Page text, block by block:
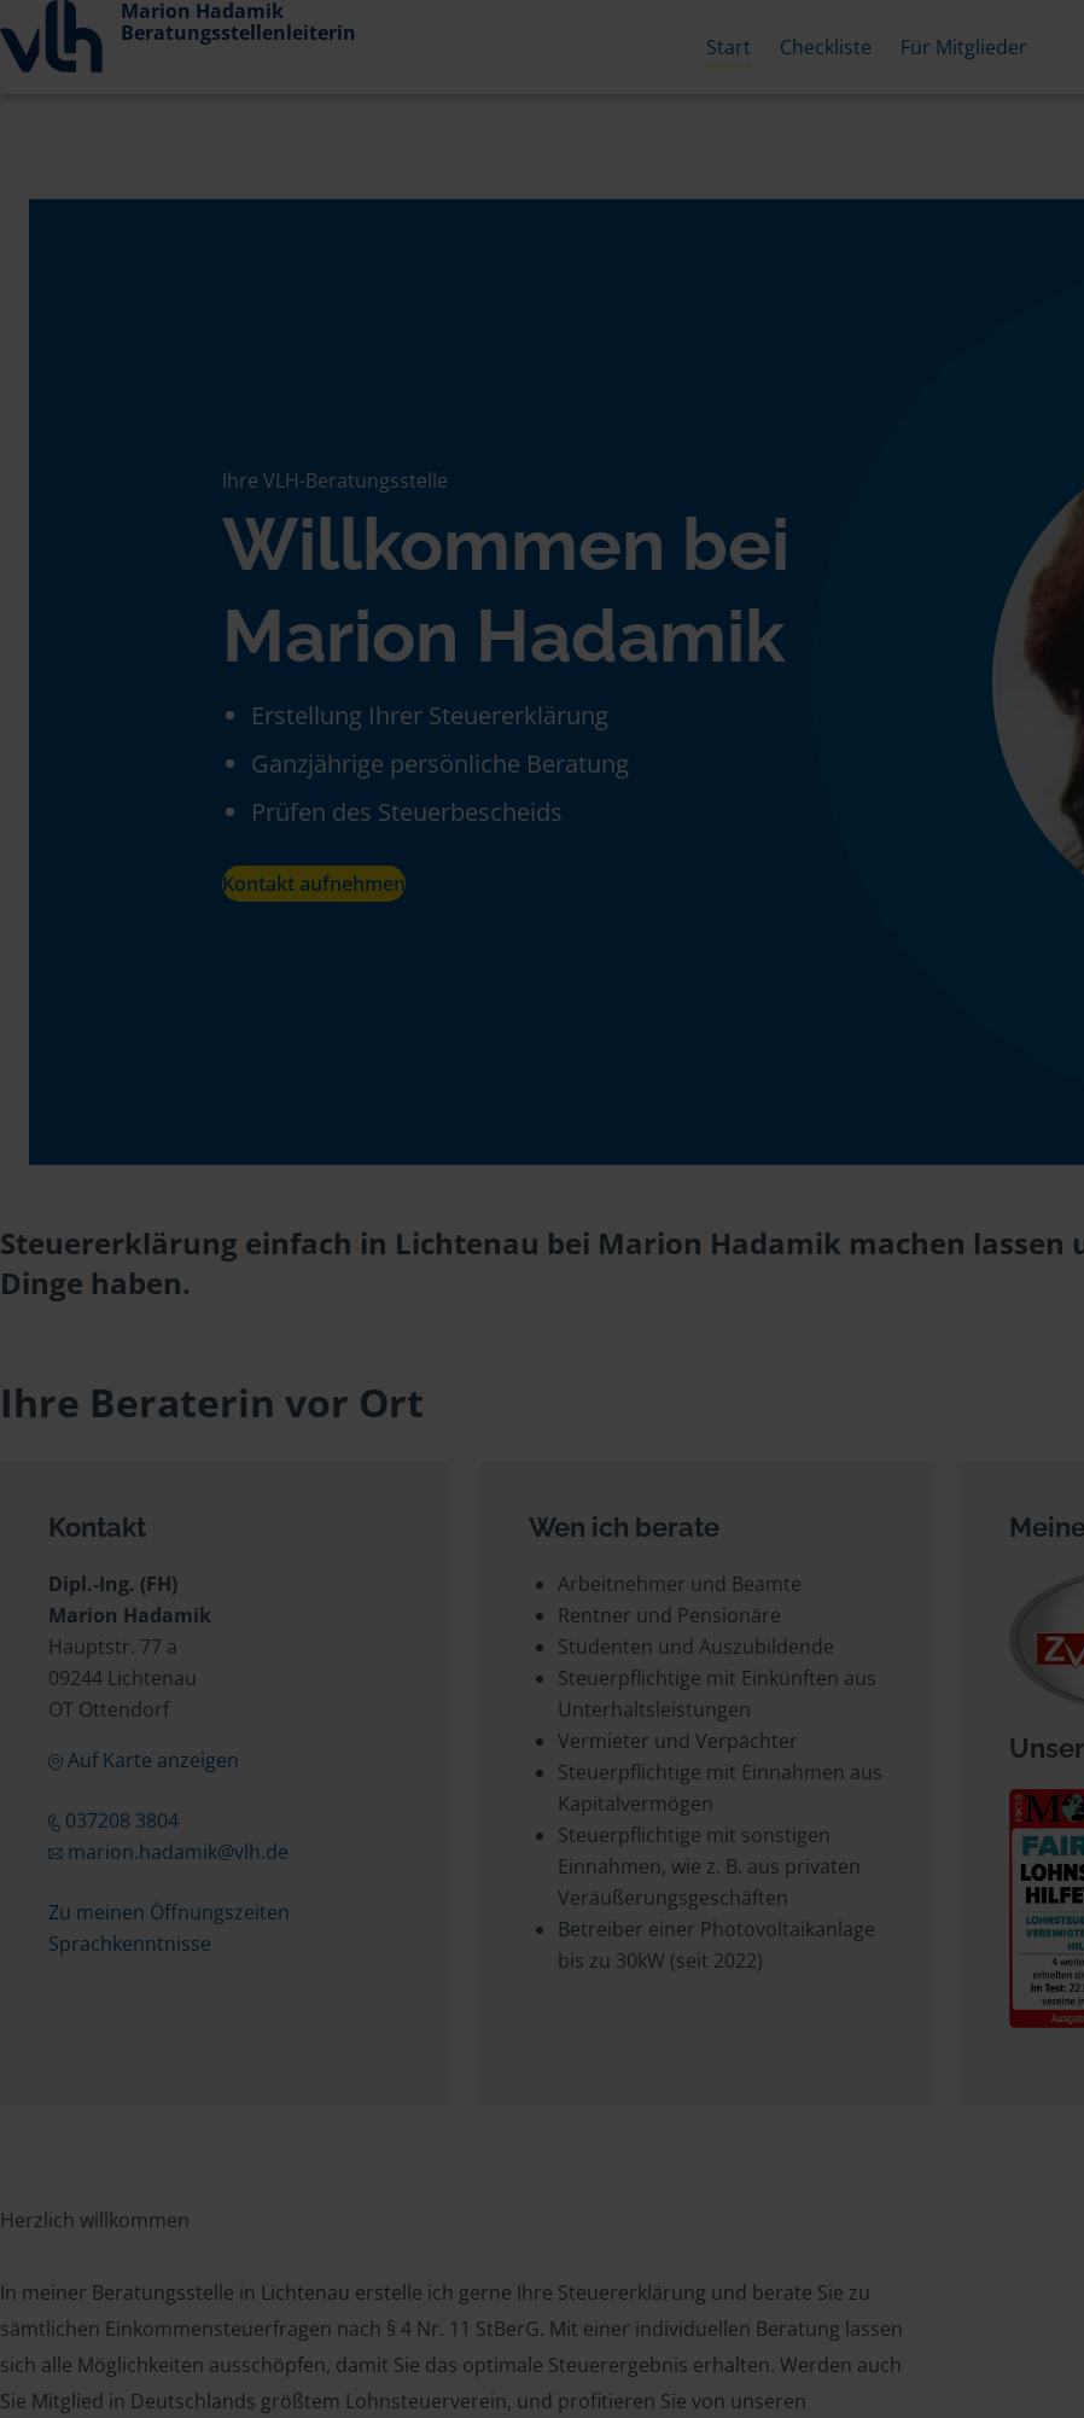
Marion Hadamik
Beratungsstellenleiterin
Start Checkliste Für Mitglieder
Ihre VLH-Beratungsstelle
Willkommen bei
Marion Hadamik
Erstellung Ihrer Steuererklärung
Ganzjährige persönliche Beratung
Prüfen des Steuerbescheids
Kontakt aufnehmen
Steuererklärung einfach in Lichtenau bei Marion Hadamik machen lassen
Dinge haben.
Ihre Beraterin vor Ort
Kontakt
Dipl.-Ing. (FH)
Marion Hadamik
Hauptstr. 77 a
09244 Lichtenau
OT Ottendorf
Auf Karte anzeigen
037208 3804
marion.hadamik@vlh.de
Zu meinen Öffnungszeiten
Sprachkenntnisse
Wen ich berate
Arbeitnehmer und Beamte
Rentner und Pensionäre
Studenten und Auszubildende
Steuerpflichtige mit Einkünften aus
Unterhaltsleistungen
Vermieter und Verpächter
Steuerpflichtige mit Einnahmen aus
Kapitalvermögen
Steuerpflichtige mit sonstigen
Einnahmen, wie z. B. aus privaten
Veräußerungsgeschäften
Betreiber einer Photovoltaikanlage
bis zu 30kW (seit 2022)
Herzlich willkommen
In meiner Beratungsstelle in Lichtenau erstelle ich gerne Ihre Steuererklärung und berate Sie zu
sämtlichen Einkommensteuerfragen nach § 4 Nr. 11 StBerG. Mit einer individuellen Beratung lassen
sich alle Möglichkeiten ausschöpfen, damit Sie das optimale Steuerergebnis erhalten. Werden auch
Sie Mitglied in Deutschlands größtem Lohnsteuerverein, und profitieren Sie von unseren